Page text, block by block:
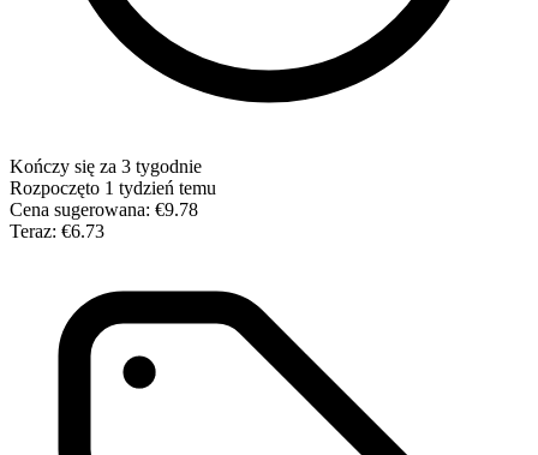
Kończy się za 3 tygodnie
Rozpoczęto 1 tydzień temu
Cena sugerowana: €9.78
Teraz: €6.73